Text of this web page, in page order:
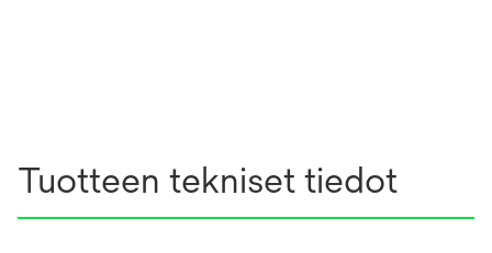
Tuotteen tekniset tiedot